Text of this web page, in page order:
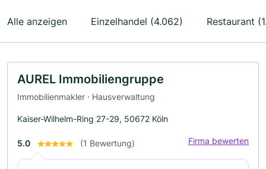
Alle anzeigen Einzelhandel (4.062) Restaurant
AUREL Immobiliengruppe
Immobilienmakler · Hausverwaltung
Kaiser-Wilhelm-Ring 27-29, 50672 Köln
5.0 (1 Bewertung) Firma bewerten